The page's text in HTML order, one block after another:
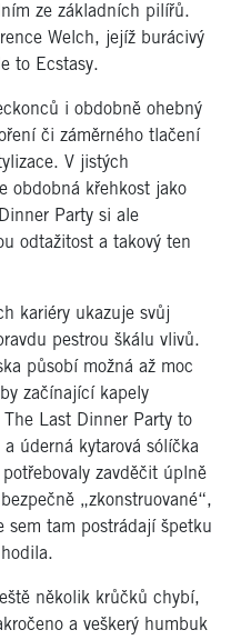
ze základních pilířů.
Welch, jejíž burácivý
to Ecstasy.
i obdobně ohebný
či záměrného tlačení
V jistých
obdobná křehkost jako
Party si ale
odtažitost a takový ten
kariéry ukazuje svůj
pestrou škálu vlivů.
působí možná až moc
začínající kapely
Last Dinner Party to
úderná kytarová sólíčka
zavděčit úplně
„zkonstruované“,
sem tam postrádají špetku
několik krůčků chybí,
a veškerý humbuk